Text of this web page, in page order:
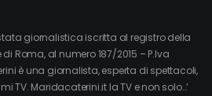
giornalistica iscritta al registro della
Roma, al numero 187/2015 – P.Iva
è una giornalista, esperta di spettacoli,
TV. Maridacaterini.it la TV e non solo…’